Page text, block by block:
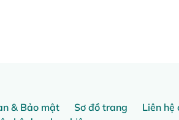
& Bảo mật Sơ đồ trang
Liên hệ